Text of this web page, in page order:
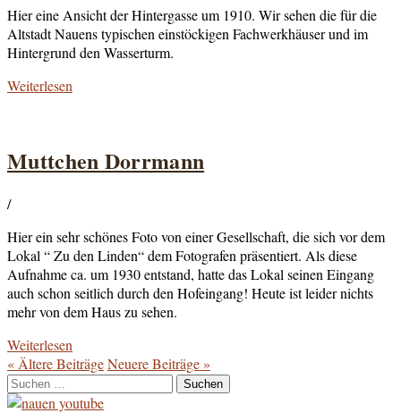
Hier eine Ansicht der Hintergasse um 1910. Wir sehen die für die
Altstadt Nauens typischen einstöckigen Fachwerkhäuser und im
Hintergrund den Wasserturm.
Weiterlesen
Muttchen Dorrmann
/
Hier ein sehr schönes Foto von einer Gesellschaft, die sich vor dem
Lokal “ Zu den Linden“ dem Fotografen präsentiert. Als diese
Aufnahme ca. um 1930 entstand, hatte das Lokal seinen Eingang
auch schon seitlich durch den Hofeingang! Heute ist leider nichts
mehr von dem Haus zu sehen.
Weiterlesen
« ÄltereBeiträgeNeuereBeiträge»
Suchen
nach: